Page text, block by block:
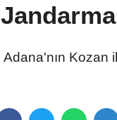
Adana'nın Kozan